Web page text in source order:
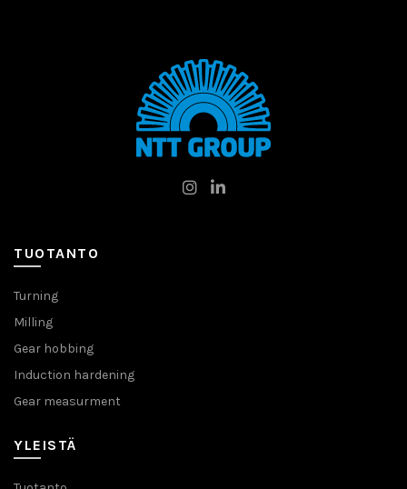
TUOTANTO
Turning
Milling
Gear hobbing
Induction hardening
Gear measurment
YLEISTÄ